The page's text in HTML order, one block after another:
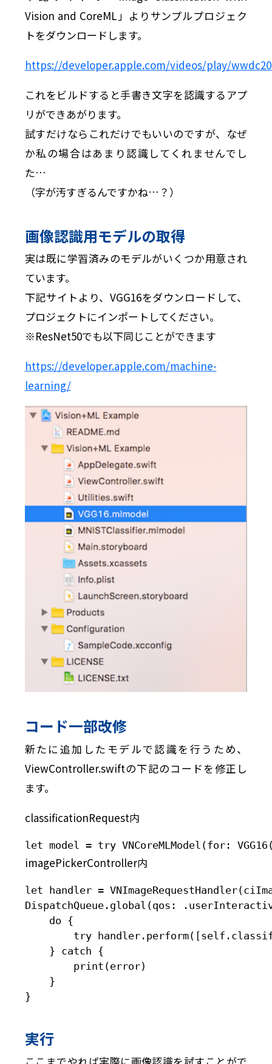
Vision and CoreML」よりサンプルプロジェク
トをダウンロードします。
https://developer.apple.com/videos/play/
これをビルドすると手書き文字を認識するアプ
リができあがります。
試すだけならこれだけでもいいのですが、なぜ
か私の場合はあまり認識してくれませんでし
た…
（字が汚すぎるんですかね…？）
画像認識用モデルの取得
実は既に学習済みのモデルがいくつか用意され
ています。
下記サイトより、VGG16をダウンロードして、
プロジェクトにインポートしてください。
※ResNet50でも以下同じことができます
https://developer.apple.com/machine-
learning/
コード一部改修
新たに追加したモデルで認識を行うため、
ViewController.swiftの下記のコードを修正し
ます。
classificationRequest内
let model = try VNCoreMLModel(for:
imagePickerController内
let handler =
DispatchQueue.global(qos:
    do {
try
    } catch {
        print(error)
    }
}
実行